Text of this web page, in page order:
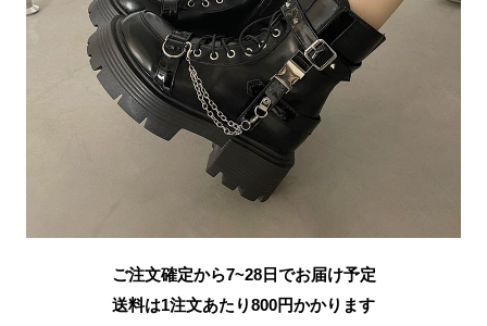
ご注文確定から7~28日でお届け予定
送料は1注文あたり800円かかります